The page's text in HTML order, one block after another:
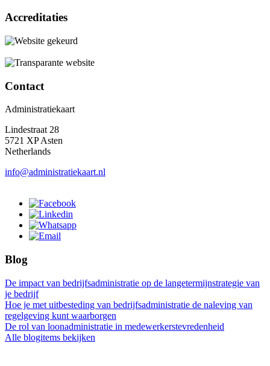
Accreditaties
Contact
Administratiekaart
Lindestraat 28
5721 XP Asten
Netherlands
info@administratiekaart.nl
Blog
De impact van bedrijfsadministratie op de langetermijnstrategie van
je bedrijf
Hoe je met uitbesteding van bedrijfsadministratie de naleving van
regelgeving kunt waarborgen
De rol van loonadministratie in medewerkerstevredenheid
Alle blogitems bekijken